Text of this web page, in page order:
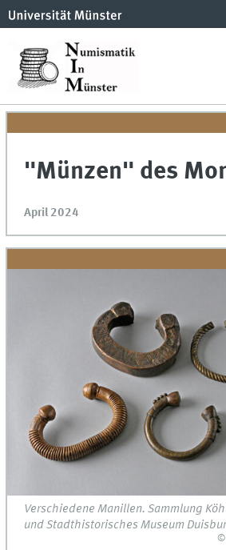
"Münzen" des
April 2024
Verschiedene Manillen. Sammlung
und Stadthistorisches Museum
©